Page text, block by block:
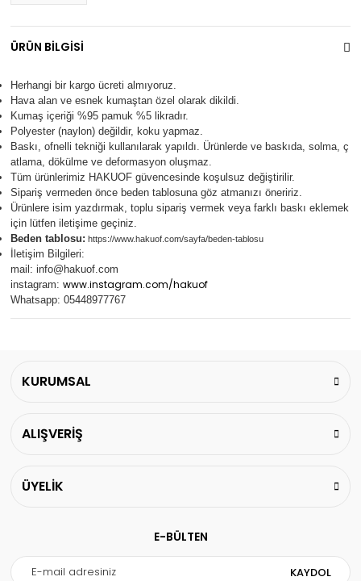
ÜRÜN BİLGİSİ
Herhangi bir kargo ücreti almıyoruz.
Hava alan ve esnek kumaştan özel olarak dikildi.
Kumaş içeriği %95 pamuk %5 likradır.
Polyester (naylon) değildir, koku yapmaz.
Baskı, ofnelli tekniği kullanılarak yapıldı. Ürünlerde ve baskıda, solma, ç
atlama, dökülme ve deformasyon oluşmaz.
Tüm ürünlerimiz HAKUOF güvencesinde koşulsuz değiştirilir.
Sipariş vermeden önce beden tablosuna göz atmanızı öneririz.
Ürünlere isim yazdırmak, toplu sipariş vermek veya farklı baskı eklemek
için lütfen iletişime geçiniz.
Beden tablosu: https://www.hakuof.com/sayfa/beden-tablosu
İletişim Bilgileri:
mail: info@hakuof.com
instagram: www.instagram.com/hakuof
Whatsapp: 05448977767
KURUMSAL
ALIŞVERİŞ
ÜYELİK
E-BÜLTEN
KAYDOL